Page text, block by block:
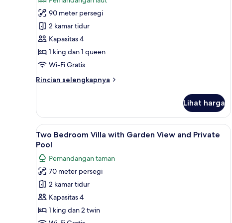
(Cozy)
foto
untuk
Suite,
kolam
renang
pribadi
90 meter persegi
2 kamar tidur
Kapasitas 4
1 king dan 1 queen
Wi-Fi Gratis
Rincian selengkapnya
Rincian
Suite,
kolam
renang
pribadi
Lihat harga
Lihat
semua
foto
untuk
Two
Bedroom
Villa
with
Garden
Two Bedroom Villa with Garden
5
Two Bedroom Villa with Garden View and Private
Pool
Pemandangan taman
70 meter persegi
2 kamar tidur
Kapasitas 4
1 king dan 2 twin